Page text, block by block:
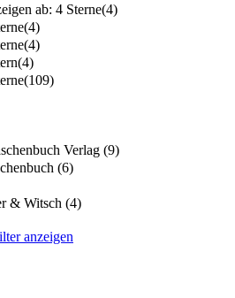
ab: 4 Sterne(4)
(4)
(4)
(4)
(109)
Verlag (9)
(6)
& Witsch (4)
anzeigen